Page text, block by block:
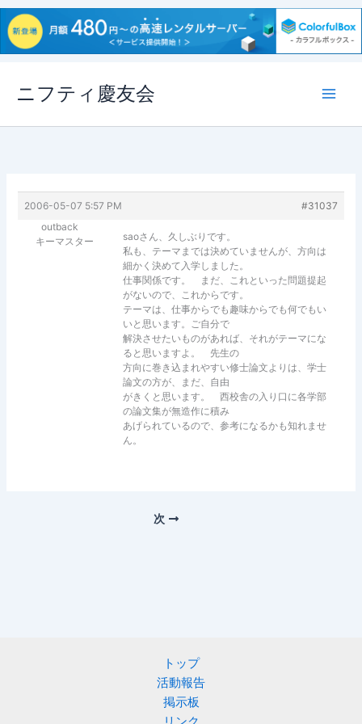
ス
ニフティ慶友会
2006-05-07 5:57 PM
#31037
outback
キーマスター
saoさん、久しぶりです。
私も、テーマまでは決めていませんが、方向は
細かく決めて入学しました。
仕事関係です。 まだ、これといった問題提起
がないので、これからです。
テーマは、仕事からでも趣味からでも何でもい
いと思います。ご自分で
解決させたいものがあれば、それがテーマにな
ると思いますよ。 先生の
方向に巻き込まれやすい修士論文よりは、学士
論文の方が、まだ、自由
がきくと思います。 西校舎の入り口に各学部
の論文集が無造作に積み
あげられているので、参考になるかも知れませ
ん。
次
トップ
活動報告
掲示板